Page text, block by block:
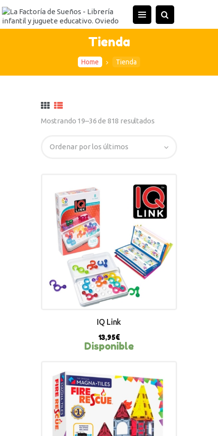
Tienda
Home Tienda
Mostrando 19–36 de 818 resultados
BUY NOW
IQ Link
13,95€
Disponible